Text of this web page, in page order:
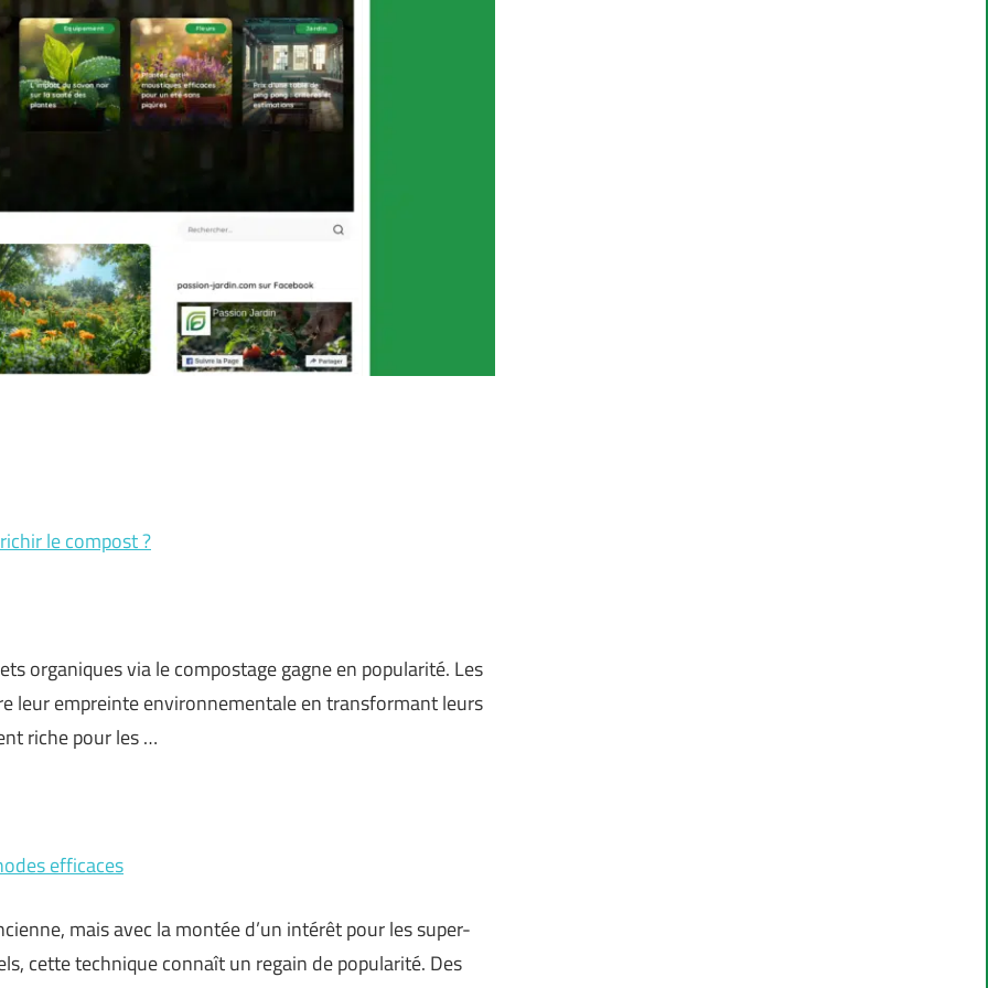
le compost ?
organiques via le compostage gagne en popularité. Les
leur empreinte environnementale en transformant leurs
riche pour les …
efficaces
mais avec la montée d’un intérêt pour les super-
cette technique connaît un regain de popularité. Des